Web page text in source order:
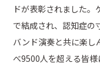
ドが表彰されました
で結成され、認知症の
バンド演奏と共に楽し
べ9500人を超える皆様